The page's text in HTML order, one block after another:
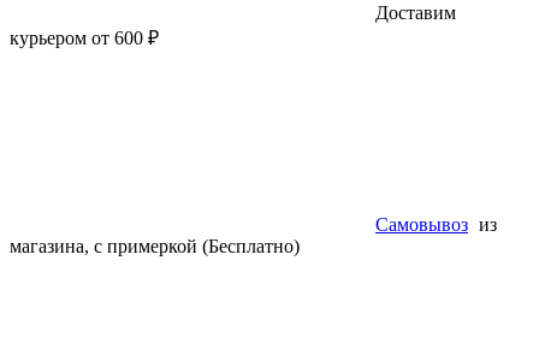
Доставим
курьером от 600 ₽
Самовывоз из
магазина, с примеркой (Бесплатно)